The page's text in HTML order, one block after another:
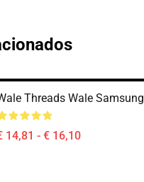
Threads Wale
14,81 - € 16,10